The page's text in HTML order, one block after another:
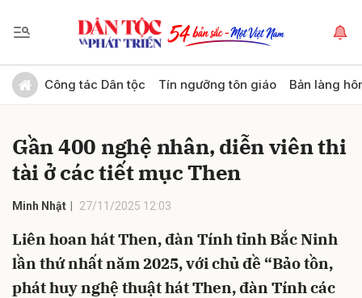
Công tác Dân tộc Tín ngưỡng tôn giáo Bản làng
Gần 400 nghệ nhân, diễn viên thi
tài ở các tiết mục Then
Minh Nhật 27/11/2025 12:03
Liên hoan hát Then, đàn Tính tỉnh Bắc Ninh
lần thứ nhất năm 2025, với chủ đề “Bảo tồn,
phát huy nghệ thuật hát Then, đàn Tính các
Gửi bình luận
Hủy Gửi